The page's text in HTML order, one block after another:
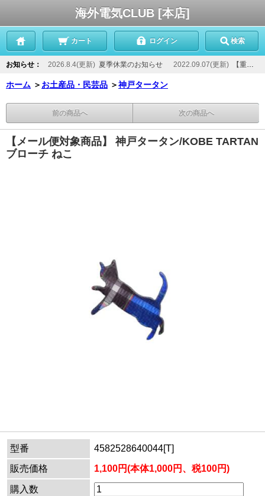
海外電気CLUB [本店]
カート ログイン 検索
お知らせ： 2026.8.4(更新) 夏季休業のお知らせ 2022.09.07(更新) 【重要】当店からのメールが届かないお客様へ
ホーム ＞ お土産品・民芸品 ＞神戸タータン
前の商品へ 次の商品へ
【メール便対象商品】 神戸タータン/KOBE TARTAN
ブローチ ねこ
型番
4582528640044[T]
販売価格
1,100円(本体1,000円、税100円)
購入数